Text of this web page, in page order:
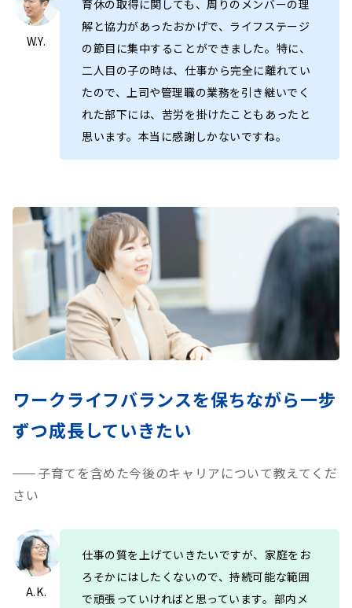
W.Y.
育休の取得に関しても、周りのメンバーの理
解と協力があったおかげで、ライフステージ
の節目に集中することができました。特に、
二人目の子の時は、仕事から完全に離れてい
たので、上司や管理職の業務を引き継いでく
れた部下には、苦労を掛けたこともあったと
思います。本当に感謝しかないですね。
ワークライフバランスを保ちながら一步
ずつ成長していきたい
子育てを含めた今後のキャリアについて教えてくだ
さい
A.K.
仕事の質を上げていきたいですが、家庭をお
ろそかにはしたくないので、持続可能な範囲
で頑張っていければと思っています。部内メ